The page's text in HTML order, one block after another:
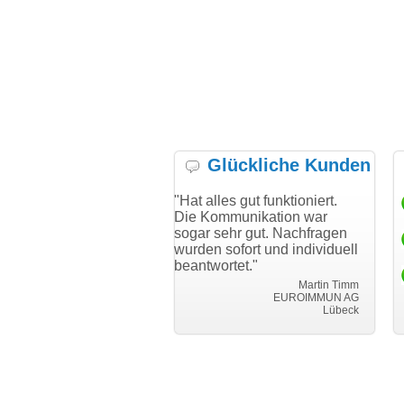
Glückliche Kunden
"Hat alles gut funktioniert.
Die Kommunikation war
sogar sehr gut. Nachfragen
wurden sofort und individuell
beantwortet."
EUROIMMUN AG
"Danke für
Transfer und
i can eckert